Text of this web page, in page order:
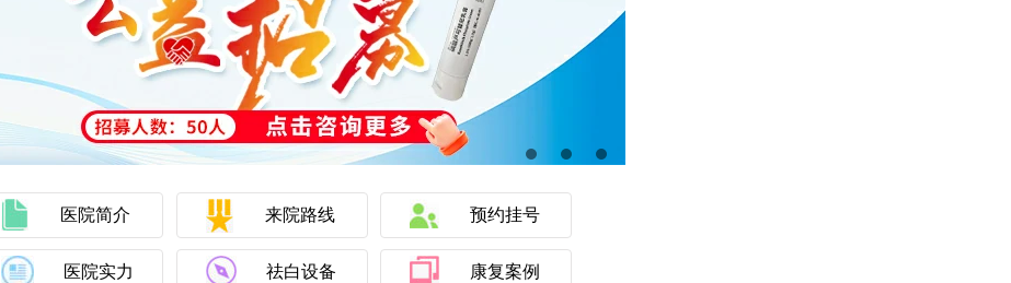
医院简介 来院路线 预约挂号
医院实力 祛白设备 康复案例